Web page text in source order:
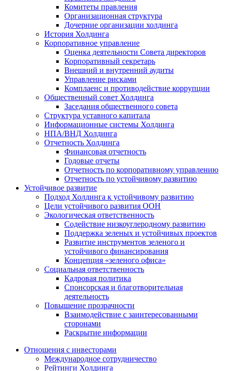
Комитеты правления
Организационная структура
Дочерние организации холдинга
История Холдинга
Корпоративное управление
Оценка деятельности Совета директоров
Корпоративный секретарь
Внешний и внутренний аудиты
Управление рисками
Комплаенс и противодействие коррупции
Общественный совет Холдинга
Заседания общественного совета
Структура уставного капитала
Информационные системы Холдинга
НПА/ВНД Холдинга
Отчетность Холдинга
Финансовая отчетность
Годовые отчеты
Отчетность по корпоративному управлению
Отчетность по устойчивому развитию
Устойчивое развитие
Подход Холдинга к устойчивому развитию
Цели устойчивого развития ООН
Экологическая ответственность
Содействие низкоуглеродному развитию
Поддержка зеленых и устойчивых проектов
Развитие инструментов зеленого и
устойчивого финансирования
Концепция «зеленого офиса»
Социальная ответственность
Кадровая политика
Спонсорская и благотворительная
деятельность
Повышение прозрачности
Взаимодействие с заинтересованными
сторонами
Раскрытие информации
Отношения с инвесторами
Международное сотрудничество
Рейтинги Холдинга